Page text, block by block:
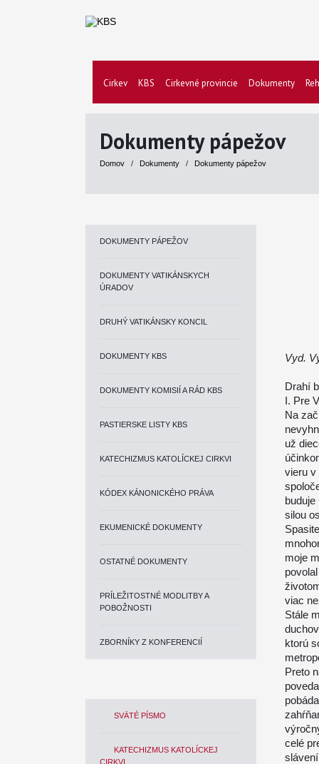
Cirkev KBS Cirkevné provincie Dokumenty
Dokumenty pápežov
Domov / Dokumenty / Dokumenty pápežov
DOKUMENTY PÁPEŽOV
DOKUMENTY VATIKÁNSKYCH
ÚRADOV
DRUHÝ VATIKÁNSKY KONCIL
DOKUMENTY KBS
DOKUMENTY KOMISIÍ A RÁD KBS
PASTIERSKE LISTY KBS
KATECHIZMUS KATOLÍCKEJ CIRKVI
KÓDEX KÁNONICKÉHO PRÁVA
EKUMENICKÉ DOKUMENTY
OSTATNÉ DOKUMENTY
PRÍLEŽITOSTNÉ MODLITBY A
POBOŽNOSTI
ZBORNÍKY Z KONFERENCIÍ
SVÄTÉ PÍSMO
KATECHIZMUS KATOLÍCKEJ
CIRKVI
Vyd.
Drahí
I. Pre
Na
už
vieru v
silou
moje
viac
Stále
ktorú
Preto
celé